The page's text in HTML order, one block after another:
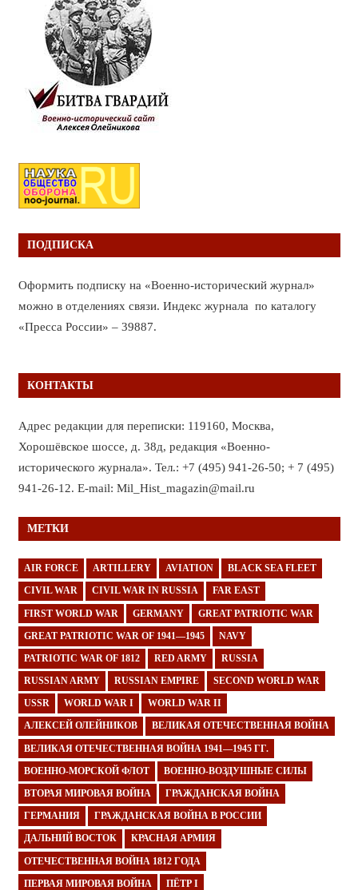
ПОДПИСКА
Оформить подписку на «Военно-исторический журнал»
можно в отделениях связи. Индекс журнала по каталогу
«Пресса России» – 39887.
КОНТАКТЫ
Адрес редакции для переписки: 119160, Москва,
Хорошёвское шоссе, д. 38д, редакция «Военно-
исторического журнала». Тел.: +7 (495) 941-26-50; + 7 (495)
941-26-12. E-mail: Mil_Hist_magazin@mail.ru
МЕТКИ
AIR FORCE ARTILLERY AVIATION BLACK SEA FLEET
CIVIL WAR CIVIL WAR IN RUSSIA FAR EAST
FIRST WORLD WAR GERMANY GREAT PATRIOTIC WAR
GREAT PATRIOTIC WAR OF 1941—1945 NAVY
PATRIOTIC WAR OF 1812 RED ARMY RUSSIA
RUSSIAN ARMY RUSSIAN EMPIRE SECOND WORLD WAR
USSR WORLD WAR I WORLD WAR II
АЛЕКСЕЙ ОЛЕЙНИКОВ ВЕЛИКАЯ ОТЕЧЕСТВЕННАЯ ВОЙНА
ВЕЛИКАЯ ОТЕЧЕСТВЕННАЯ ВОЙНА 1941—1945 ГГ.
ВОЕННО-МОРСКОЙ ФЛОТ ВОЕННО-ВОЗДУШНЫЕ СИЛЫ
ВТОРАЯ МИРОВАЯ ВОЙНА ГРАЖДАНСКАЯ ВОЙНА
ГЕРМАНИЯ ГРАЖДАНСКАЯ ВОЙНА В РОССИИ
ДАЛЬНИЙ ВОСТОК КРАСНАЯ АРМИЯ
ОТЕЧЕСТВЕННАЯ ВОЙНА 1812 ГОДА
ПЕРВАЯ МИРОВАЯ ВОЙНА ПЁТР I